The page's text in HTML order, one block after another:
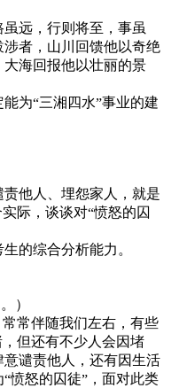
远，行则将至，事虽
者，山川回馈他以奇绝
海回报他以壮丽的景
能为“三湘四水”事业的建
他人、埋怨家人，就是
际，谈谈对“愤怒的囚
的综合分析能力。
）
常伴随我们左右，有些
但还有不少人会因堵
谴责他人，还有因生活
“愤怒的囚徒”，面对此类